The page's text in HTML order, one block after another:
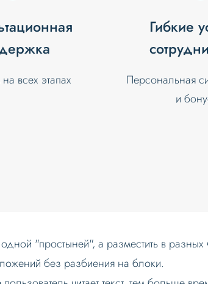
всех этапах
Гибкие
Персональная
и
"простыней", а разместить в разных
без разбиения на блоки.